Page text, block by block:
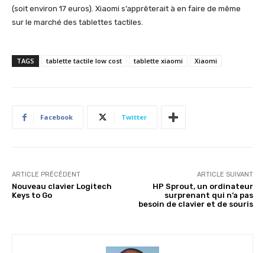
(soit environ 17 euros). Xiaomi s’apprêterait à en faire de même
sur le marché des tablettes tactiles.
TAGS tablette tactile low cost tablette xiaomi Xiaomi
Facebook Twitter
ARTICLE PRÉCÉDENT
Nouveau clavier Logitech
Keys to Go
ARTICLE SUIVANT
HP Sprout, un ordinateur
surprenant qui n’a pas
besoin de clavier et de souris